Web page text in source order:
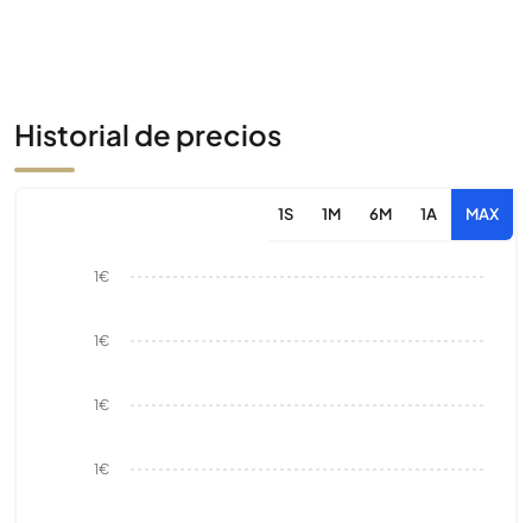
Historial de precios
1S 1M 6M 1A MAX
1€
1€
1€
1€